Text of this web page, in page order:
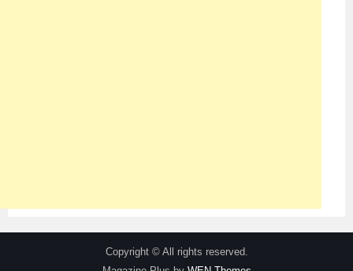
Copyright © All rights reserved.